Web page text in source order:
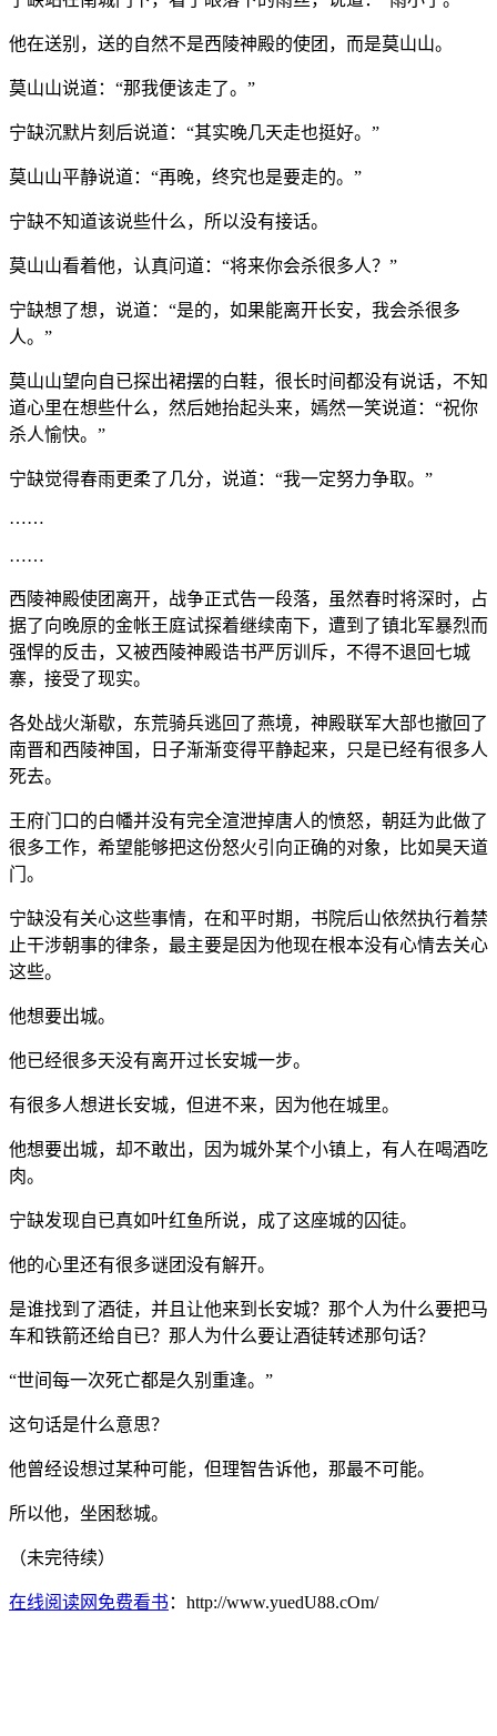
他在送别，送的自然不是西陵神殿的使团，而是莫山山。
莫山山说道：“那我便该走了。”
宁缺沉默片刻后说道：“其实晚几天走也挺好。”
莫山山平静说道：“再晚，终究也是要走的。”
宁缺不知道该说些什么，所以没有接话。
莫山山看着他，认真问道：“将来你会杀很多人？”
宁缺想了想，说道：“是的，如果能离开长安，我会杀很多
人。”
莫山山望向自已探出裙摆的白鞋，很长时间都没有说话，不知
道心里在想些什么，然后她抬起头来，嫣然一笑说道：“祝你
杀人愉快。”
宁缺觉得春雨更柔了几分，说道：“我一定努力争取。”
……
……
西陵神殿使团离开，战争正式告一段落，虽然春时将深时，占
据了向晚原的金帐王庭试探着继续南下，遭到了镇北军暴烈而
强悍的反击，又被西陵神殿诰书严厉训斥，不得不退回七城
寨，接受了现实。
各处战火渐歇，东荒骑兵逃回了燕境，神殿联军大部也撤回了
南晋和西陵神国，日子渐渐变得平静起来，只是已经有很多人
死去。
王府门口的白幡并没有完全渲泄掉唐人的愤怒，朝廷为此做了
很多工作，希望能够把这份怒火引向正确的对象，比如昊天道
门。
宁缺没有关心这些事情，在和平时期，书院后山依然执行着禁
止干涉朝事的律条，最主要是因为他现在根本没有心情去关心
这些。
他想要出城。
他已经很多天没有离开过长安城一步。
有很多人想进长安城，但进不来，因为他在城里。
他想要出城，却不敢出，因为城外某个小镇上，有人在喝酒吃
肉。
宁缺发现自已真如叶红鱼所说，成了这座城的囚徒。
他的心里还有很多谜团没有解开。
是谁找到了酒徒，并且让他来到长安城？那个人为什么要把马
车和铁箭还给自已？那人为什么要让酒徒转述那句话？
“世间每一次死亡都是久别重逢。”
这句话是什么意思？
他曾经设想过某种可能，但理智告诉他，那最不可能。
所以他，坐困愁城。
（未完待续）
在线阅读网免费看书 ：http://www.yuedU88.cOm/